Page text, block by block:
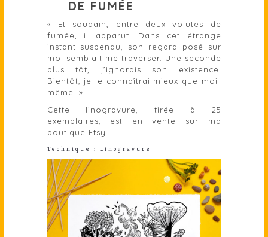
DE FUMÉE
« Et soudain, entre deux volutes de
fumée, il apparut. Dans cet étrange
instant suspendu, son regard posé sur
moi semblait me traverser. Une seconde
plus tôt, j’ignorais son existence.
Bientôt, je le connaîtrai mieux que moi-
même. »
Cette linogravure, tirée à 25
exemplaires, est en vente sur ma
boutique Etsy.
Technique : Linogravure